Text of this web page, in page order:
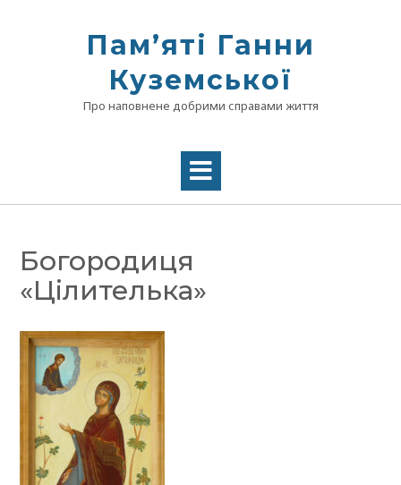
Памʼяті Ганни
Куземської
Про наповнене добрими справами життя
Богородиця
«Цілителька»